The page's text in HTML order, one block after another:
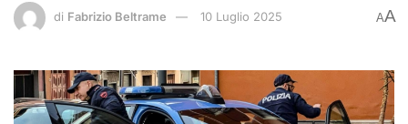
di Fabrizio Beltrame 10 Luglio 2025 AA